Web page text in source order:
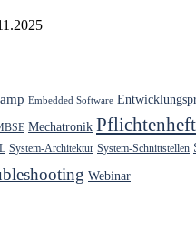
Embedded Software
Mechatronik Pflichtenheft
System-Architektur System-Schnittstellen
Webinar